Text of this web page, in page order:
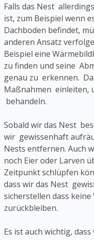
Falls das Nest
ist, zum Beispiel wenn
Dachboden befindet,
anderen Ansatz
Beispiel eine
zu finden und seine
genau zu erkennen.
Maßnahmen einleiten,
behandeln.
Sobald wir das Nest
wir gewissenhaft
Nests entfernen. Auch
noch Eier oder Larven
Zeitpunkt schlüpfen
dass wir das Nest
sicherstellen dass
zurückbleiben.
Es ist auch wichtig,